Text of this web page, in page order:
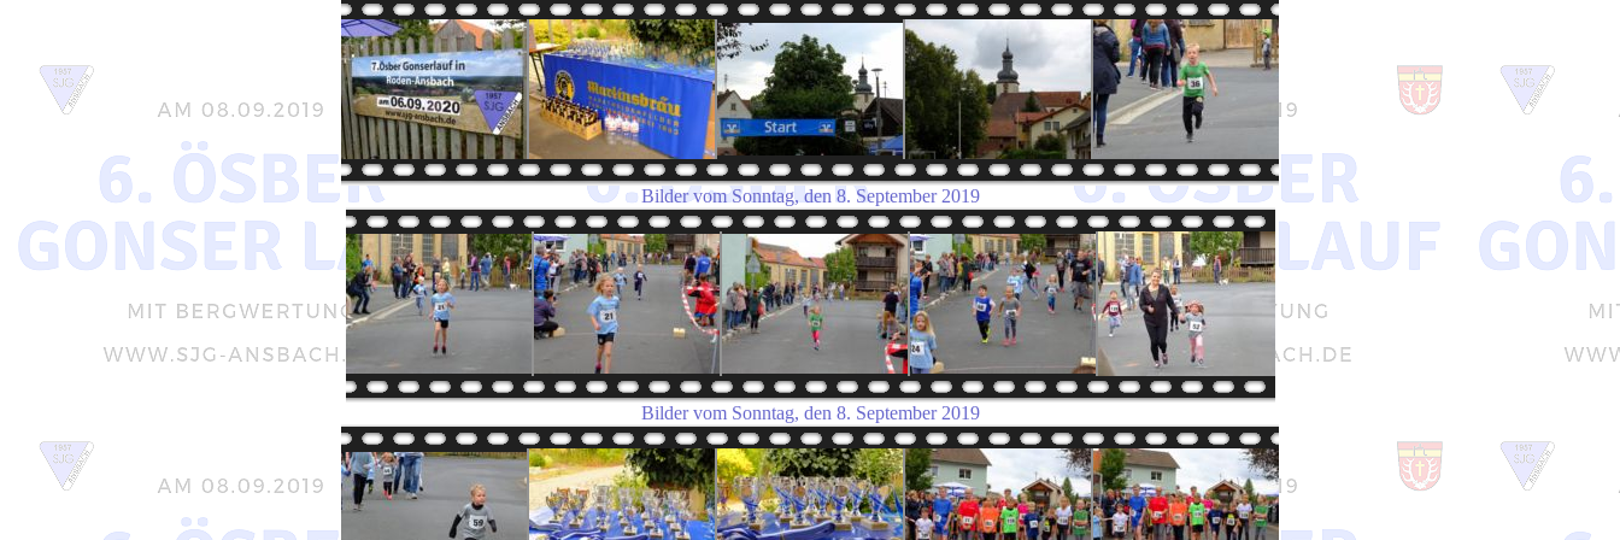
Bilder vom Sonntag, den 8. September 2019
Bilder vom Sonntag, den 8. September 2019